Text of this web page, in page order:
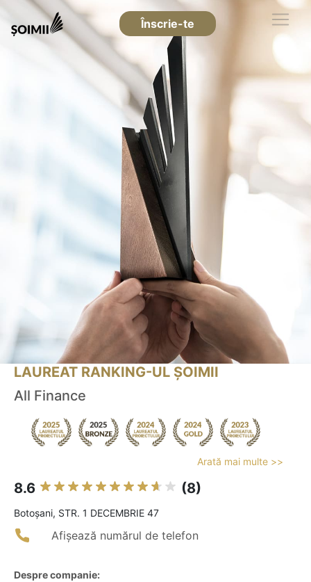
Înscrie-te
LAUREAT RANKING-UL ȘOIMII
All Finance
Arată mai multe >>
8.6 (8)
Botoşani, STR. 1 DECEMBRIE 47
Afișează numărul de telefon
Despre companie: